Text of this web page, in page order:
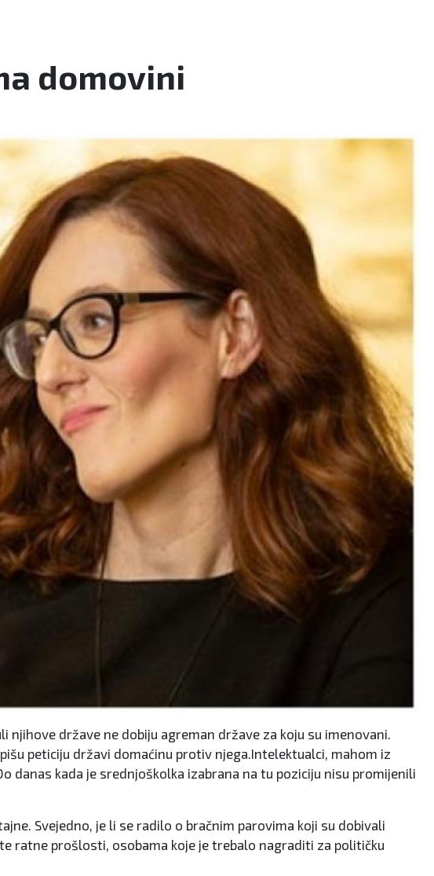
domovini
države ne dobiju agreman države za koju su imenovani.
peticiju državi domaćinu protiv njega.Intelektualci, mahom iz
danas kada je srednjoškolka izabrana na tu poziciju nisu promijenili
Svejedno, je li se radilo o bračnim parovima koji su dobivali
ratne prošlosti, osobama koje je trebalo nagraditi za političku